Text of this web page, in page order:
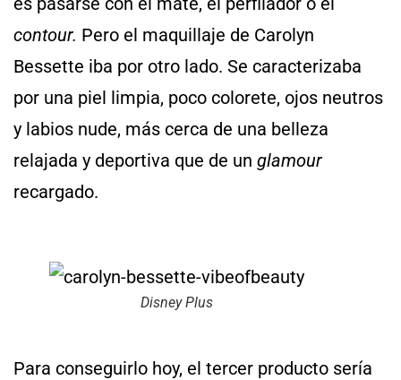
contour. Pero el maquillaje de Carolyn
Bessette iba por otro lado. Se caracterizaba
por una piel limpia, poco colorete, ojos neutros
y labios nude, más cerca de una belleza
relajada y deportiva que de un glamour
recargado.
Disney Plus
Para conseguirlo hoy, el tercer producto sería